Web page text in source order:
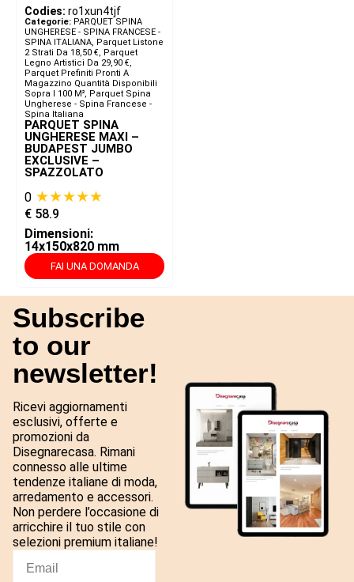
Codies: ro1xun4tjf
Categorie: PARQUET SPINA
UNGHERESE - SPINA FRANCESE -
SPINA ITALIANA​, Parquet Listone
2 Strati Da 18,50 €, Parquet
Legno Artistici Da 29,90 €,
Parquet Prefiniti Pronti A
Magazzino Quantità Disponibili
Sopra I 100 M², Parquet Spina
Ungherese - Spina Francese -
Spina Italiana
PARQUET SPINA
UNGHERESE MAXI –
BUDAPEST JUMBO
EXCLUSIVE –
SPAZZOLATO
0 ★★★★★
€ 58.9
Dimensioni:
14x150x820 mm
FAI UNA DOMANDA
Subscribe
to our
newsletter!
Ricevi aggiornamenti
esclusivi, offerte e
promozioni da
Disegnarecasa. Rimani
connesso alle ultime
tendenze italiane di moda,
arredamento e accessori.
Non perdere l’occasione di
arricchire il tuo stile con
selezioni premium italiane!